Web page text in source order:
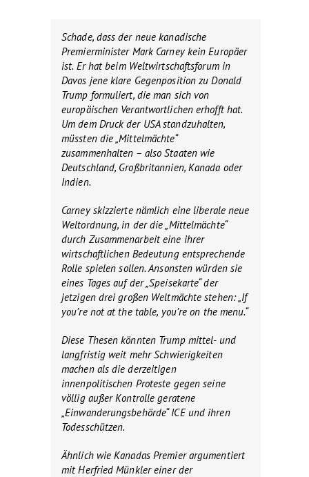
Schade, dass der neue kanadische
Premierminister Mark Carney kein Europäer
ist. Er hat beim Weltwirtschaftsforum in
Davos jene klare Gegenposition zu Donald
Trump formuliert, die man sich von
europäischen Verantwortlichen erhofft hat.
Um dem Druck der USA standzuhalten,
müssten die „Mittelmächte“
zusammenhalten – also Staaten wie
Deutschland, Großbritannien, Kanada oder
Indien.
Carney skizzierte nämlich eine liberale neue
Weltordnung, in der die „Mittelmächte“
durch Zusammenarbeit eine ihrer
wirtschaftlichen Bedeutung entsprechende
Rolle spielen sollen. Ansonsten würden sie
eines Tages auf der „Speisekarte“ der
jetzigen drei großen Weltmächte stehen: „If
you’re not at the table, you’re on the menu.“
Diese Thesen könnten Trump mittel- und
langfristig weit mehr Schwierigkeiten
machen als die derzeitigen
innenpolitischen Proteste gegen seine
völlig außer Kontrolle geratene
„Einwanderungsbehörde“ ICE und ihren
Todesschützen.
Ähnlich wie Kanadas Premier argumentiert
mit Herfried Münkler einer der